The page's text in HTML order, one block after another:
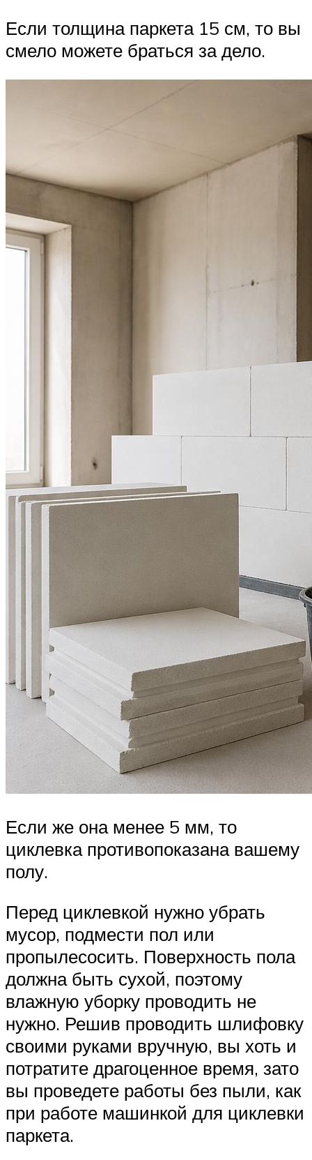
Если толщина паркета 15 см, то вы
смело можете браться за дело.
Если же она менее 5 мм, то
циклевка противопоказана вашему
полу.
Перед циклевкой нужно убрать
мусор, подмести пол или
пропылесосить. Поверхность пола
должна быть сухой, поэтому
влажную уборку проводить не
нужно. Решив проводить шлифовку
своими руками вручную, вы хоть и
потратите драгоценное время, зато
вы проведете работы без пыли, как
при работе машинкой для циклевки
паркета.